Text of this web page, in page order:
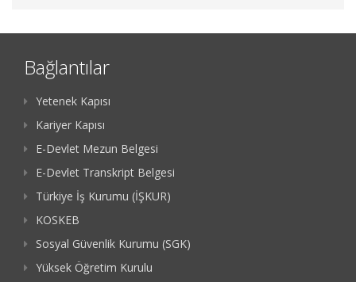
Bağlantılar
Yetenek Kapısı
Kariyer Kapısı
E-Devlet Mezun Belgesi
E-Devlet Transkript Belgesi
Türkiye İş Kurumu (İŞKUR)
KOSKEB
Sosyal Güvenlik Kurumu (SGK)
Yüksek Öğretim Kurulu